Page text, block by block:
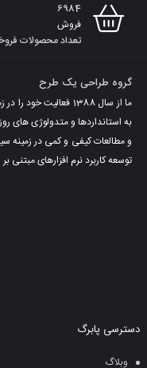
6984
فروش
تعداد محصولات
گروه طراحی یک طرح
ما از سال 1388
به استانداردها و متدولوژی های
و مطالعات کیفی و کمی در
توسعه کاربرد نرم افزارهای مبتنی
دسترسی پابرگ
وبلاگ